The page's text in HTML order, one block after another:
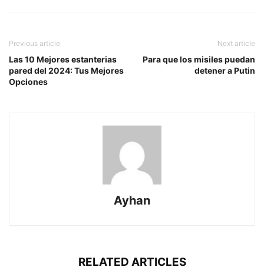
Previous article
Las 10 Mejores estanterias
pared del 2024: Tus Mejores
Opciones
Next article
Para que los misiles puedan
detener a Putin
Ayhan
RELATED ARTICLES